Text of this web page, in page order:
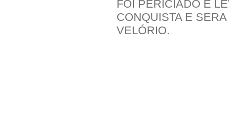
FOI PERICIADO E
CONQUISTA E
VELÓRIO.